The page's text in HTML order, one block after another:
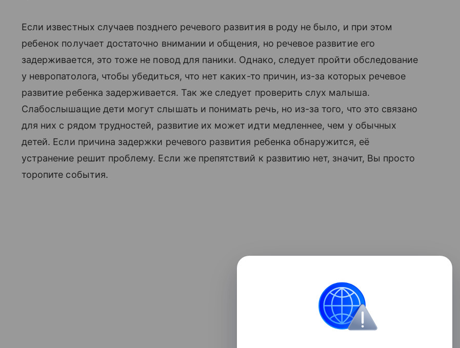
Если известных случаев позднего речевого развития в роду не было, и при этом
ребенок получает достаточно внимании и общения, но речевое развитие его
задерживается, это тоже не повод для паники. Однако, следует пройти обследование
у невропатолога, чтобы убедиться, что нет каких-то причин, из-за которых речевое
развитие ребенка задерживается. Так же следует проверить слух малыша.
Слабослышащие дети могут слышать и понимать речь, но из-за того, что это связано
для них с рядом трудностей, развитие их может идти медленнее, чем у обычных
детей. Если причина задержки речевого развития ребенка обнаружится, её
устранение решит проблему. Если же препятствий к развитию нет, значит, Вы просто
торопите события.